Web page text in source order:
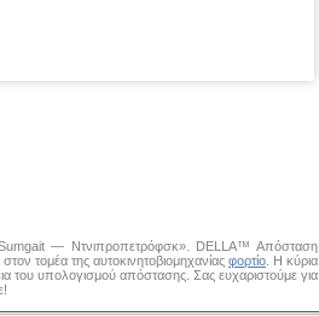
Sumgait — Ντνιπροπετρόφσκ». DELLA™ Απόσταση
τομέα της αυτοκινητοβιομηχανίας φορτίο . Η κύρια
του υπολογισμού απόστασης. Σας ευχαριστούμε για